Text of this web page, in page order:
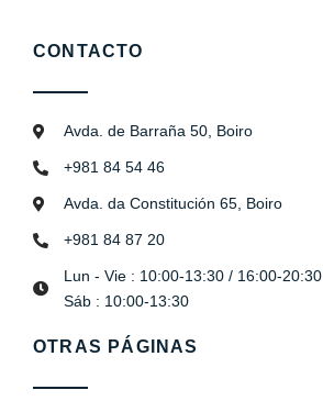
CONTACTO
Avda. de Barraña 50, Boiro
+981 84 54 46
Avda. da Constitución 65, Boiro
+981 84 87 20
Lun - Vie : 10:00-13:30 / 16:00-20:30
Sáb : 10:00-13:30
OTRAS PÁGINAS